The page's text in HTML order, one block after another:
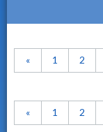
« 1 2
« 1 2